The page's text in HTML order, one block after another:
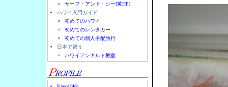
サーフ・アンド・シー[英HP]
ハワイ入門ガイド
初めてのハワイ
初めてのレンタカー
初めての個人手配旅行
日本で習う
ハワイアンキルト教室